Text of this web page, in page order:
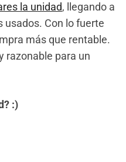
la unidad, llegando a
usados. Con lo fuerte
más que rentable.
razonable para un
:)